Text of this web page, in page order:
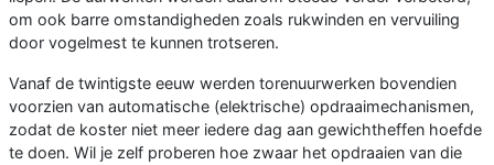
om ook barre omstandigheden zoals rukwinden en vervuiling
door vogelmest te kunnen trotseren.
Vanaf de twintigste eeuw werden torenuurwerken bovendien
voorzien van automatische (elektrische) opdraaimechanismen,
zodat de koster niet meer iedere dag aan gewichtheffen hoefde
te doen. Wil je zelf proberen hoe zwaar het opdraaien van die